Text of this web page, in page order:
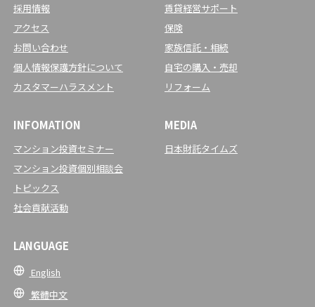
採用情報
アクセス
お問い合わせ
個人情報保護方針について
カスタマーハラスメント
賃貸経営サポート
保険
家族信託・相続
自宅の購入・売却
リフォーム
INFOMATION
マンション投資セミナー
マンション投資個別相談会
トピックス
社会貢献活動
MEDIA
日本財託タイムズ
LANGUAGE
English
繁體中文